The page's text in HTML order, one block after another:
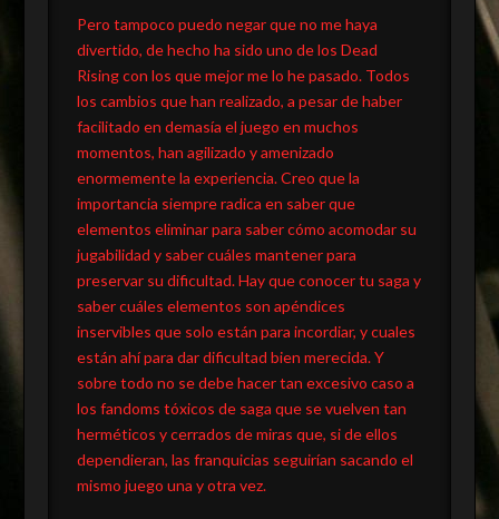
Pero tampoco puedo negar que no me haya
divertido, de hecho ha sido uno de los Dead
Rising con los que mejor me lo he pasado. Todos
los cambios que han realizado, a pesar de haber
facilitado en demasía el juego en muchos
momentos, han agilizado y amenizado
enormemente la experiencia. Creo que la
importancia siempre radica en saber que
elementos eliminar para saber cómo acomodar su
jugabilidad y saber cuáles mantener para
preservar su dificultad. Hay que conocer tu saga y
saber cuáles elementos son apéndices
inservibles que solo están para incordiar, y cuales
están ahí para dar dificultad bien merecida. Y
sobre todo no se debe hacer tan excesivo caso a
los fandoms tóxicos de saga que se vuelven tan
herméticos y cerrados de miras que, si de ellos
dependieran, las franquicias seguirían sacando el
mismo juego una y otra vez.